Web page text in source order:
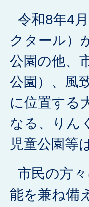
令和8年4
クタール）
公園の他、
公園）、風
に位置する
なる、りん
児童公園等
市民の方
能を兼ね備